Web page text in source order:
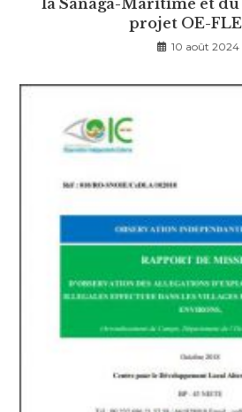
la Sanaga-Maritime et du
projet OE-
10 août 2024